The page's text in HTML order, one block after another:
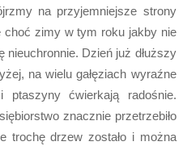
na przyjemniejsze strony
choć zimy w tym roku jakby nie
nieuchronnie. Dzień już dłuższy
na wielu gałęziach wyraźne
ptaszyny ćwierkają radośnie.
znacznie przetrzebiło
trochę drzew zostało i można